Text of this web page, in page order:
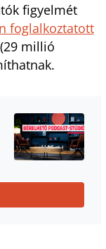
figyelmét
foglalkoztatott
millió